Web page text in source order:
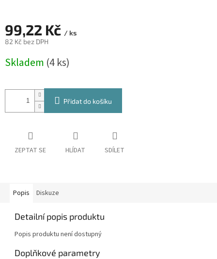
99,22 Kč / ks
82 Kč bez DPH
cena:
Skladem (4 ks)
Přidat do košíku
ZEPTAT SE HLÍDAT SDÍLET
Popis Diskuze
Detailní popis produktu
Popis produktu není dostupný
Doplňkové parametry